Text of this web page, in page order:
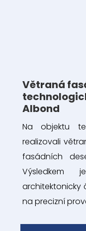
Větraná
Albond
Na objektu
realizovali
fasádních
architektonicky
na precizní